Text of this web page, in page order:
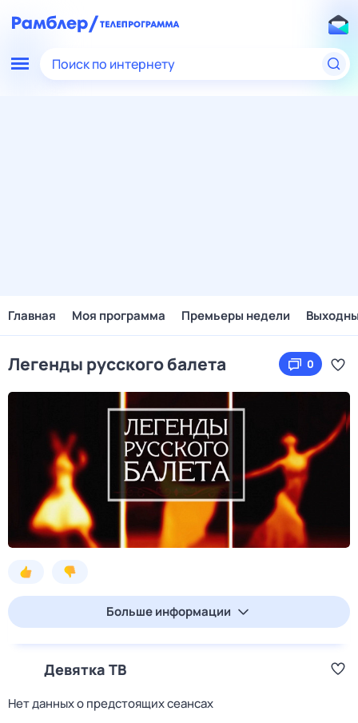
Поиск по интернету
Главная Моя программа Премьеры недели
Легенды русского балета 0
Больше информации
Девятка ТВ
Нет данных о предстоящих сеансах